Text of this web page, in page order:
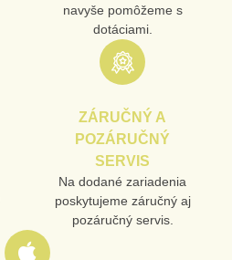
navyše pomôžeme s
dotáciami.
ZÁRUČNÝ A
POZÁRUČNÝ
SERVIS
Na dodané zariadenia
poskytujeme záručný aj
pozáručný servis.